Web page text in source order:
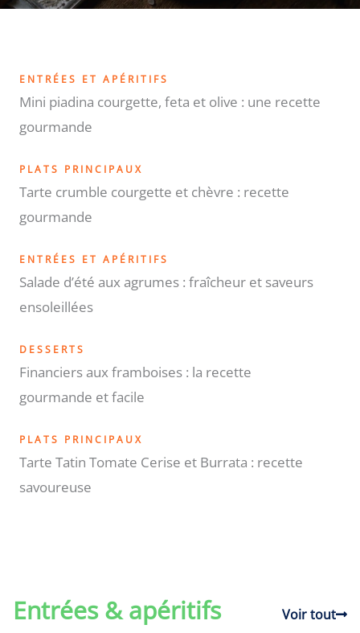
ENTRÉES ET APÉRITIFS
Mini piadina courgette, feta et olive : une recette
gourmande
PLATS PRINCIPAUX
Tarte crumble courgette et chèvre : recette
gourmande
ENTRÉES ET APÉRITIFS
Salade d’été aux agrumes : fraîcheur et saveurs
ensoleillées
DESSERTS
Financiers aux framboises : la recette
gourmande et facile
PLATS PRINCIPAUX
Tarte Tatin Tomate Cerise et Burrata : recette
savoureuse
Entrées & apéritifs Voir tout